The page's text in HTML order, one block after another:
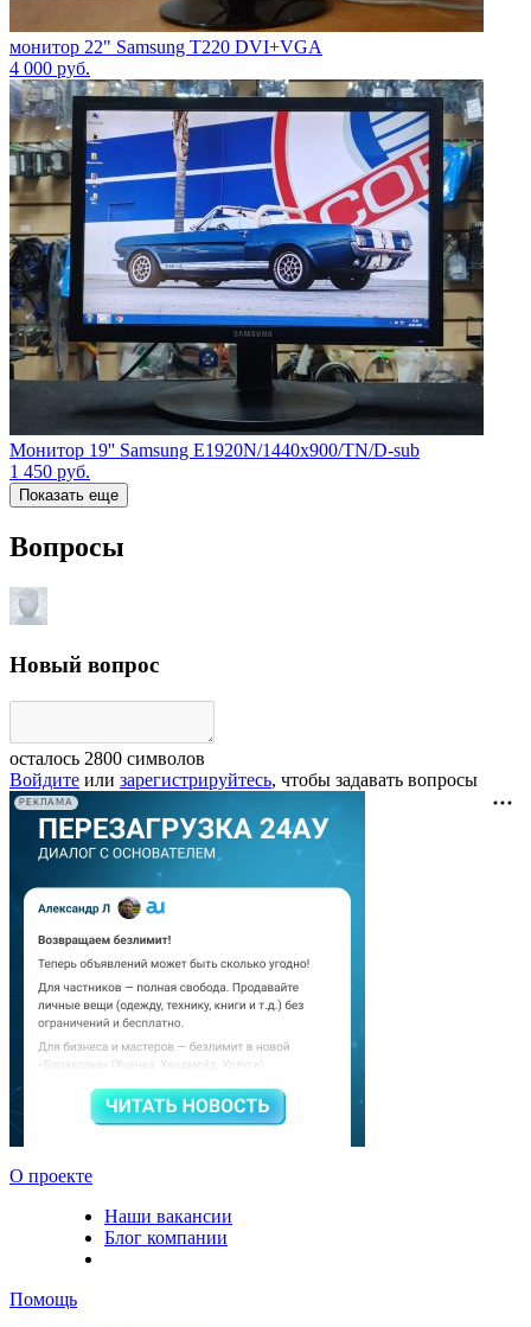
монитор 22" Samsung T220 DVI+VGA
4 000 руб.
Монитор 19'' Samsung E1920N/1440x900/TN/D-sub
1 450 руб.
Показать еще
Вопросы
Новый вопрос
осталось 2800 символов
Войдите или зарегистрируйтесь, чтобы задавать вопросы
РЕКЛАМА
О проекте
Наши вакансии
Блог компании
Помощь